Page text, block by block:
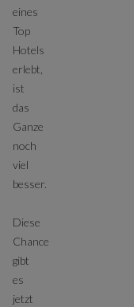
eines
Top
Hotels
erlebt,
ist
das
Ganze
noch
viel
besser.
Diese
Chance
gibt
es
jetzt